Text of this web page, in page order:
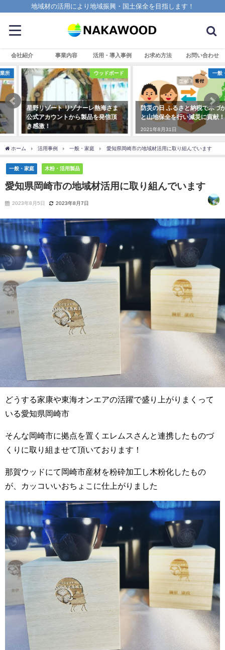
地域材の活用により地域振興・国土保全を目指します！
会社紹介 事業内容 活用・導入事例 お求め方法 お問い合わせ
ウッドボード
星野リゾート リゾナーレ熱海さま
公式アカウントから製品を発信頂
き感激！
一般・家庭
防災の日 ふるさと納税で木づかい
と山地保全を行い減災に貢献！
2021年8月31日
ホーム 活用事例 一般・家庭 愛知県岡崎市の地域材活用に取り組んでいます
一般・家庭 木粉・活用製品
愛知県岡崎市の地域材活用に取り組んでいます
2023年8月5日 2023年8月7日
どうする家康や東海オンエアの活躍で盛り上がりまくって
いる愛知県岡崎市
そんな岡崎市に拠点を置くエレムスさんと連携したものづ
くりに取り組ませて頂いております！
那賀ウッドにて岡崎市産材を粉砕加工し木粉化したもの
が、カッコいいおちょこに仕上がりました